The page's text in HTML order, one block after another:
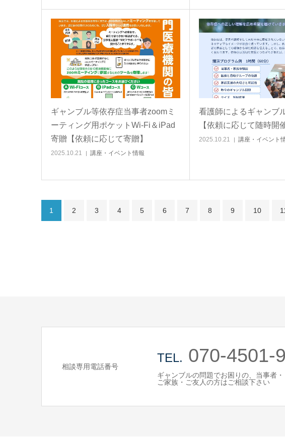
ギャンブル等依存症当事者zoomミ
ーティング用ポケットWi-Fi＆iPad
寄贈【依頼に応じて寄贈】
2025.10.21 講座・イベント情報
看護師によるギャンブ
【依頼に応じて随時開
2025.10.21 講座・イベント
1 2 3 4 5 6 7 8 9 10
相談専用電話番号
TEL. 070-4501-
ギャンブルの問題でお困りの、当事者・
ご家族・ご友人の方はご相談下さい